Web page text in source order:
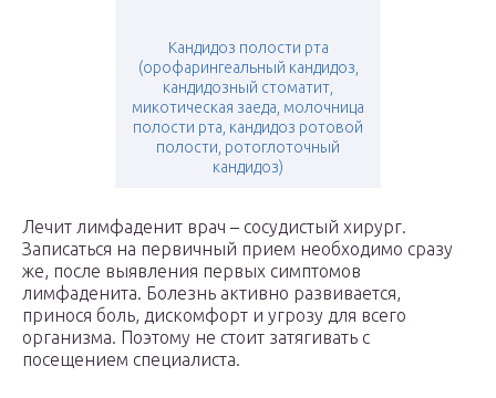
Кандидоз полости рта
(орофарингеальный кандидоз,
кандидозный стоматит,
микотическая заеда, молочница
полости рта, кандидоз ротовой
полости, ротоглоточный
кандидоз)
Лечит лимфаденит врач – сосудистый хирург.
Записаться на первичный прием необходимо сразу
же, после выявления первых симптомов
лимфаденита. Болезнь активно развивается,
принося боль, дискомфорт и угрозу для всего
организма. Поэтому не стоит затягивать с
посещением специалиста.